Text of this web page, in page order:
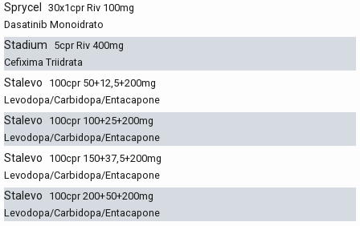
Sprycel
30x1cpr Riv 100mg
Dasatinib Monoidrato
Stadium
5cpr Riv 400mg
Cefixima Triidrata
Stalevo
100cpr 50+12,5+200mg
Levodopa/Carbidopa/Entacapone
Stalevo
100cpr 100+25+200mg
Levodopa/Carbidopa/Entacapone
Stalevo
100cpr 150+37,5+200mg
Levodopa/Carbidopa/Entacapone
Stalevo
100cpr 200+50+200mg
Levodopa/Carbidopa/Entacapone